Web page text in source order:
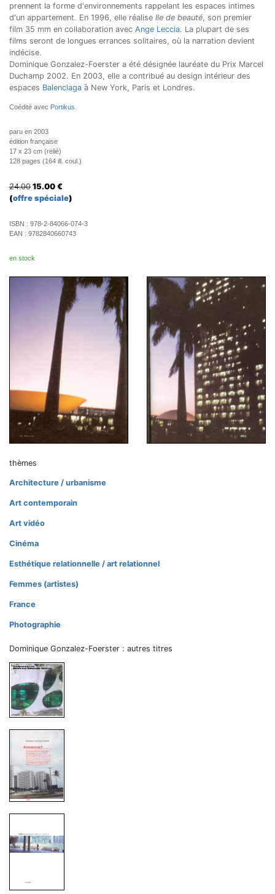
prennent la forme d'environnements rappelant les espaces intimes
d'un appartement. En 1996, elle réalise Ile de beauté, son premier
film 35 mm en collaboration avec Ange Leccia. La plupart de ses
films seront de longues errances solitaires, où la narration devient
indécise.
Dominique Gonzalez-Foerster a été désignée lauréate du Prix Marcel
Duchamp 2002. En 2003, elle a contribué au design intérieur des
espaces Balenciaga à New York, Paris et Londres.
Coédité avec Portikus
paru en 2003
édition française
17 x 23 cm (relié)
128 pages (164 ill. coul.)
24.00 15.00 €
(offre spéciale)
ISBN : 978-2-84066-074-3
EAN : 9782840660743
en stock
thèmes
Architecture / urbanisme
Art contemporain
Art vidéo
Cinéma
Esthétique relationnelle / art relationnel
Femmes (artistes)
France
Photographie
Dominique Gonzalez-Foerster : autres titres